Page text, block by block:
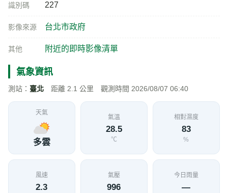
識別碼 227
影像來源 台北市政府
其他 附近的即時影像清單
氣象資訊
測站： 臺北 距離 2.1 公里 觀測時間 2026/08/07 06:40
天氣
多雲
氣溫
28.5
℃
相對濕度
83
%
風速
2.3
氣壓
996
今日雨量
—